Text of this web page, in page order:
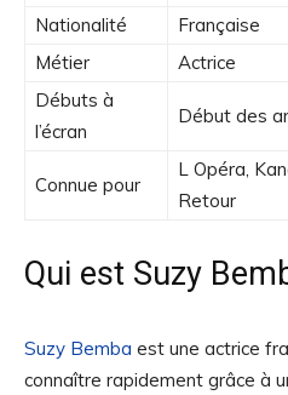
Nationalité
Française
Métier
Actrice
Débuts à
l’écran
Début des
Connue pour
L Opéra,
Retour
Qui est Suzy
Suzy Bemba est une actrice
connaître rapidement grâce à